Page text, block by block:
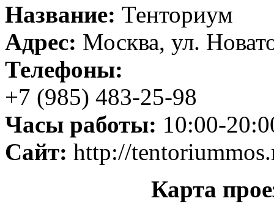
Название: Тенториум
Адрес: Москва, ул.
Телефоны:
+7 (985) 483-25-98
Часы работы: 10:00-
Сайт: http://
Карта